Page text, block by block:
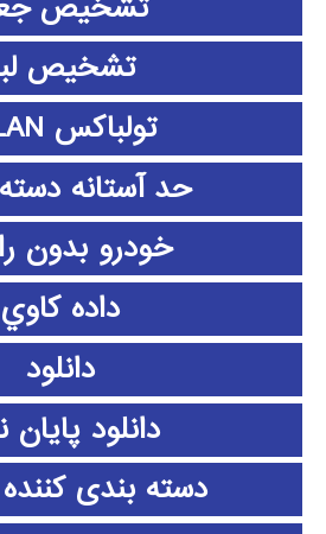
تشخیص
تولباکس WLAN
حد آستانه
خودرو بدون
داده كاوي
دانلود
دانلود پايان
دسته بندی